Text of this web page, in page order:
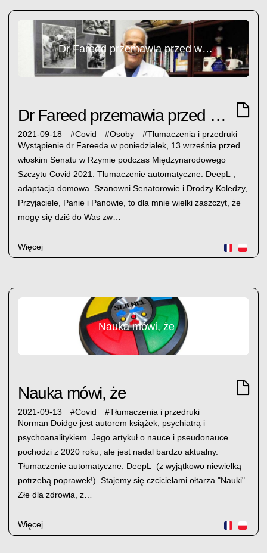
Dr Fareed przemawia przed włoskim Senatem podczas szczytu Covid
Dr Fareed przemawia przed włoskim Senatem podczas szczytu Covid
2021-09-18 #Covid #Osoby #Tłumaczenia i przedruki
Wystąpienie dr Fareeda w poniedziałek, 13 września przed
włoskim Senatu w Rzymie podczas Międzynarodowego
Szczytu Covid 2021. Tłumaczenie automatyczne: DeepL ,
adaptacja domowa. Szanowni Senatorowie i Drodzy Koledzy,
Przyjaciele, Panie i Panowie, to dla mnie wielki zaszczyt, że
mogę się dziś do Was zw…
Więcej
Nauka mówi, że
Nauka mówi, że
2021-09-13 #Covid #Tłumaczenia i przedruki
Norman Doidge jest autorem książek, psychiatrą i
psychoanalitykiem. Jego artykuł o nauce i pseudonauce
pochodzi z 2020 roku, ale jest nadal bardzo aktualny.
Tłumaczenie automatyczne: DeepL (z wyjątkowo niewielką
potrzebą poprawek!). Stajemy się czcicielami ołtarza "Nauki".
Złe dla zdrowia, z…
Więcej